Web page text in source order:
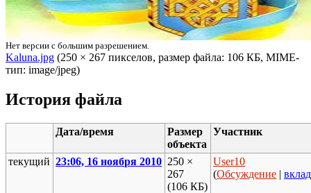
Нет версии с большим разрешением.
Kaluna.jpg ‎ (250 × 267 пикселов, размер файла: 106 КБ, MIME-
тип: image/jpeg)
История файла
Дата/время
Размер
объекта
Участник
текущий 23:06, 16 ноября 2010 250 ×
267
(106 КБ)
User10
(Обсуждение |вклад